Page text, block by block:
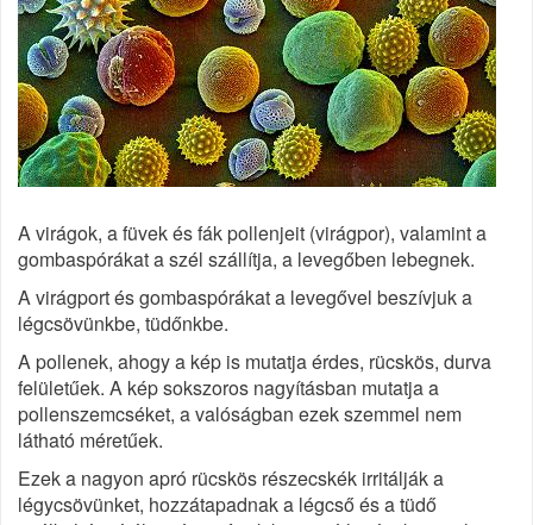
A virágok, a füvek és fák pollenjeit (virágpor), valamint a
gombaspórákat a szél szállítja, a levegőben lebegnek.
A virágport és gombaspórákat a levegővel beszívjuk a
légcsövünkbe, tüdőnkbe.
A pollenek, ahogy a kép is mutatja érdes, rücskös, durva
felületűek. A kép sokszoros nagyításban mutatja a
pollenszemcséket, a valóságban ezek szemmel nem
látható méretűek.
Ezek a nagyon apró rücskös részecskék irritálják a
légycsövünket, hozzátapadnak a légcső és a tüdő